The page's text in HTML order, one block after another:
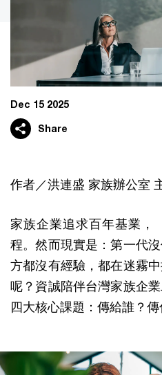
Dec 15 2025
Share
作者／洪連盛 家族辦公室
家族企業追求百年基業，
程。然而現實是：第一代
方都沒有經驗，都在迷霧
呢？資誠陪伴台灣家族企
四大核心課題：傳給誰？